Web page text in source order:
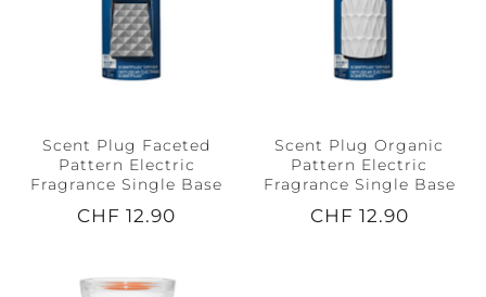
Scent Plug Faceted
Pattern Electric
Fragrance Single Base
CHF 12.90
Scent Plug Organic
Pattern Electric
Fragrance Single Base
CHF 12.90